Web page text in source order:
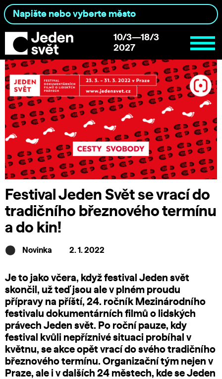
10/3—18/3
2027
Festival Jeden Svět se vrací do
tradičního březnového termínu
a do kin!
Novinka 2. 1. 2022
Je to jako včera, když festival Jeden svět
skončil, už teď jsou ale v plném proudu
přípravy na příští, 24. ročník Mezinárodního
festivalu dokumentárních filmů o lidských
právech Jeden svět. Po roční pauze, kdy
festival kvůli nepříznivé situaci probíhal v
květnu, se akce opět vrací do svého tradičního
březnového termínu. Organizační tým nejen v
Praze, ale i v dalších 24 městech, kde se Jeden